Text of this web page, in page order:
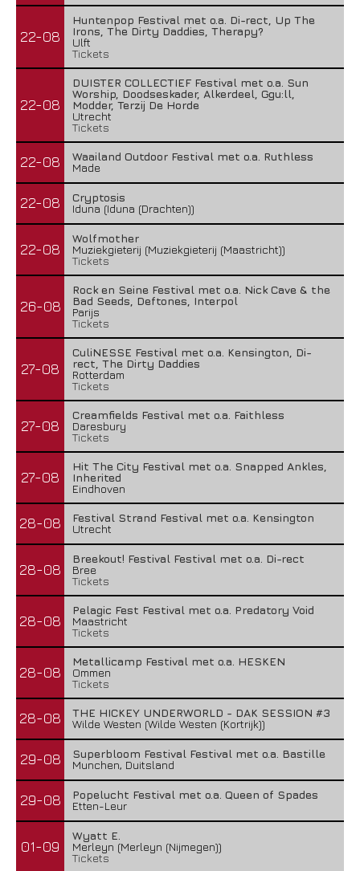
22-08
Huntenpop Festival met o.a. Di-rect, Up The
Irons, The Dirty Daddies, Therapy?
Ulft
Tickets
22-08
DUISTER COLLECTIEF Festival met o.a. Sun
Worship, Doodseskader, Alkerdeel, Ggu:ll,
Modder, Terzij De Horde
Utrecht
Tickets
22-08
Waailand Outdoor Festival met o.a. Ruthless
Made
22-08
Cryptosis
Iduna (Iduna (Drachten))
22-08
Wolfmother
Muziekgieterij (Muziekgieterij (Maastricht))
Tickets
26-08
Rock en Seine Festival met o.a. Nick Cave & the
Bad Seeds, Deftones, Interpol
Parijs
Tickets
27-08
CuliNESSE Festival met o.a. Kensington, Di-
rect, The Dirty Daddies
Rotterdam
Tickets
27-08
Creamfields Festival met o.a. Faithless
Daresbury
Tickets
27-08
Hit The City Festival met o.a. Snapped Ankles,
Inherited
Eindhoven
28-08
Festival Strand Festival met o.a. Kensington
Utrecht
28-08
Breekout! Festival Festival met o.a. Di-rect
Bree
Tickets
28-08
Pelagic Fest Festival met o.a. Predatory Void
Maastricht
Tickets
28-08
Metallicamp Festival met o.a. HESKEN
Ommen
Tickets
28-08
THE HICKEY UNDERWORLD - DAK SESSION #3
Wilde Westen (Wilde Westen (Kortrijk))
29-08
Superbloom Festival Festival met o.a. Bastille
Munchen, Duitsland
29-08
Popelucht Festival met o.a. Queen of Spades
Etten-Leur
01-09
Wyatt E.
Merleyn (Merleyn (Nijmegen))
Tickets